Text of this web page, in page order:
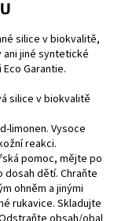
silice v biokvalitě,
ani jiné syntetické
Garantie.
silice v biokvalitě
limonen. Vysoce
reakci.
pomoc, mějte po
dětí. Chraňte
ohněm a jinými
rukavice. Skladujte